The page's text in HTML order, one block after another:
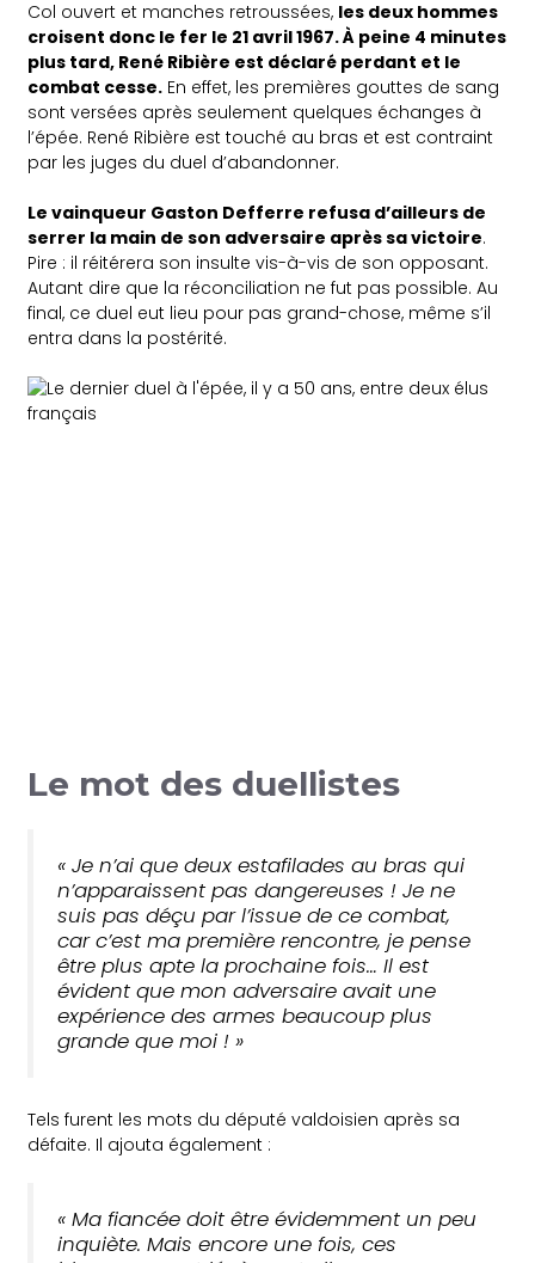
Col ouvert et manches retroussées, les deux hommes
croisent donc le fer le 21 avril 1967. À peine 4 minutes
plus tard, René Ribière est déclaré perdant et le
combat cesse. En effet, les premières gouttes de sang
sont versées après seulement quelques échanges à
l’épée. René Ribière est touché au bras et est contraint
par les juges du duel d’abandonner.
Le vainqueur Gaston Defferre refusa d’ailleurs de
serrer la main de son adversaire après sa victoire.
Pire : il réitérera son insulte vis-à-vis de son opposant.
Autant dire que la réconciliation ne fut pas possible. Au
final, ce duel eut lieu pour pas grand-chose, même s’il
entra dans la postérité.
Le mot des duellistes
« Je n’ai que deux estafilades au bras qui
n’apparaissent pas dangereuses ! Je ne
suis pas déçu par l’issue de ce combat,
car c’est ma première rencontre, je pense
être plus apte la prochaine fois… Il est
évident que mon adversaire avait une
expérience des armes beaucoup plus
grande que moi ! »
Tels furent les mots du député valdoisien après sa
défaite. Il ajouta également :
« Ma fiancée doit être évidemment un peu
inquiète. Mais encore une fois, ces